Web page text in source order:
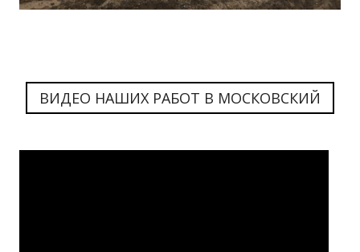
ВИДЕО НАШИХ РАБОТ В МОСКОВСКИЙ